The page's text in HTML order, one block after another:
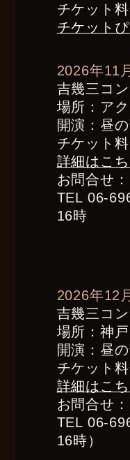
チケット
チケット
2026年11
吉幾三コ
場所：ア
開演：昼
チケット
詳細はこち
お問合せ
TEL 06-
16時
2026年12
吉幾三コ
場所：神
開演：昼
チケット
詳細はこち
お問合せ
TEL 06-
16時）